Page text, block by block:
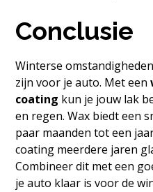
Conclusie
Winterse
zijn voor je auto. Met een
coating kun je jouw lak
en regen. Wax biedt een
paar maanden tot een
coating meerdere jaren
Combineer dit met een
je auto klaar is voor de